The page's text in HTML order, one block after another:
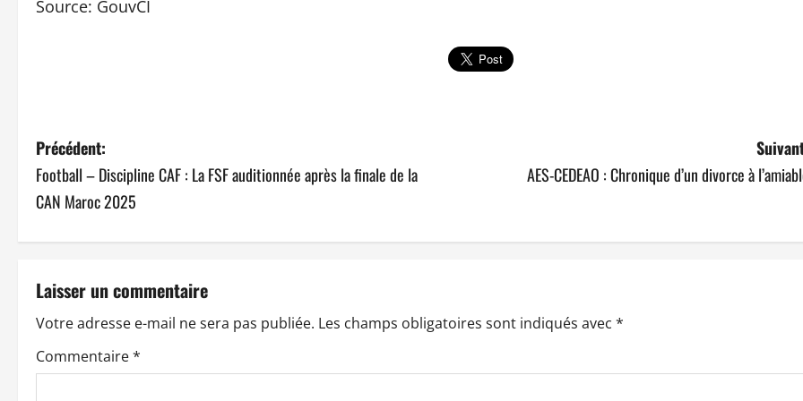
Source: GouvCI
N
a
g
a
t
Précédent:
Football – Discipline CAF : La FSF auditionnée après la finale de la
CAN Maroc 2025
AES-CEDEAO : Chronique d’un divorce à
Laisser un commentaire
Votre adresse e-mail ne sera pas publiée. Les champs obligatoires sont indiqués avec *
Commentaire*